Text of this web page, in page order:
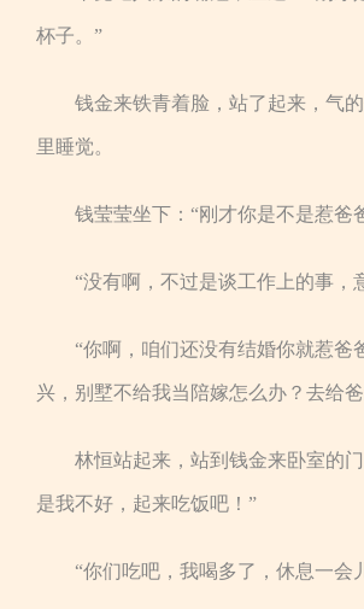
杯子。”
钱金来铁青着脸，站了起来，气
里睡觉。
钱莹莹坐下：“刚才你是不是惹爸
“没有啊，不过是谈工作上的事，
“你啊，咱们还没有结婚你就惹爸
兴，别墅不给我当陪嫁怎么办？去给
林恒站起来，站到钱金来卧室的
是我不好，起来吃饭吧！”
“你们吃吧，我喝多了，休息一会